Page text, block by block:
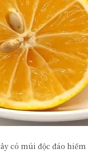
có múi độc đáo